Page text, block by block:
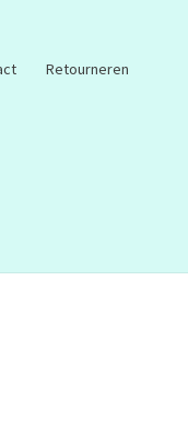
Retourneren